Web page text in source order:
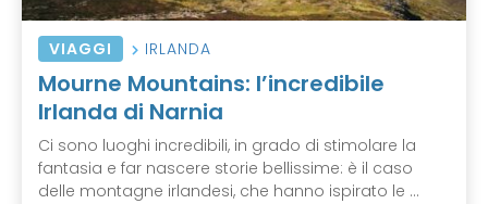
VIAGGI IRLANDA
Mourne Mountains: l’incredibile
Irlanda di Narnia
Ci sono luoghi incredibili, in grado di stimolare la
fantasia e far nascere storie bellissime: è il caso
delle montagne irlandesi, che hanno ispirato le ...